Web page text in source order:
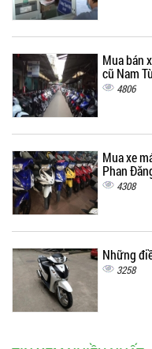
Mua bán
cũ Nam
4806
Mua xe
Phan
4308
Những
3258